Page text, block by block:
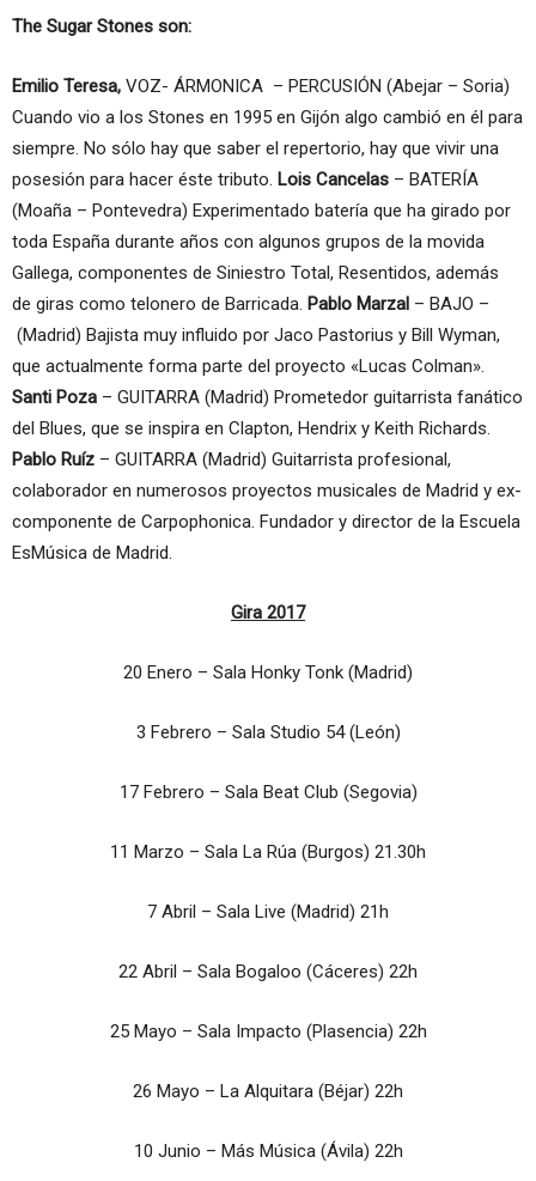
The Sugar Stones son:
Emilio Teresa, VOZ- ÁRMONICA – PERCUSIÓN (Abejar – Soria)
Cuando vio a los Stones en 1995 en Gijón algo cambió en él para
siempre. No sólo hay que saber el repertorio, hay que vivir una
posesión para hacer éste tributo. Lois Cancelas – BATERÍA
(Moaña – Pontevedra) Experimentado batería que ha girado por
toda España durante años con algunos grupos de la movida
Gallega, componentes de Siniestro Total, Resentidos, además
de giras como telonero de Barricada. Pablo Marzal – BAJO –
(Madrid) Bajista muy influido por Jaco Pastorius y Bill Wyman,
que actualmente forma parte del proyecto «Lucas Colman».
Santi Poza – GUITARRA (Madrid) Prometedor guitarrista fanático
del Blues, que se inspira en Clapton, Hendrix y Keith Richards.
Pablo Ruíz – GUITARRA (Madrid) Guitarrista profesional,
colaborador en numerosos proyectos musicales de Madrid y ex-
componente de Carpophonica. Fundador y director de la Escuela
EsMúsica de Madrid.
Gira 2017
20 Enero – Sala Honky Tonk (Madrid)
3 Febrero – Sala Studio 54 (León)
17 Febrero – Sala Beat Club (Segovia)
11 Marzo – Sala La Rúa (Burgos) 21.30h
7 Abril – Sala Live (Madrid) 21h
22 Abril – Sala Bogaloo (Cáceres) 22h
25 Mayo – Sala Impacto (Plasencia) 22h
26 Mayo – La Alquitara (Béjar) 22h
10 Junio – Más Música (Ávila) 22h